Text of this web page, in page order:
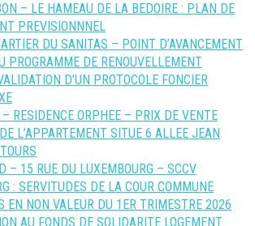
– LE HAMEAU DE LA BEDOIRE : PLAN DE
PREVISIONNNEL
DU SANITAS – POINT D’AVANCEMENT
PROGRAMME DE RENOUVELLEMENT
D’UN PROTOCOLE FONCIER
RESIDENCE ORPHEE – PRIX DE VENTE
L’APPARTEMENT SITUE 6 ALLEE JEAN
– 15 RUE DU LUXEMBOURG – SCCV
: SERVITUDES DE LA COUR COMMUNE
EN NON VALEUR DU 1ER TRIMESTRE 2026
AU FONDS DE SOLIDARITE LOGEMENT